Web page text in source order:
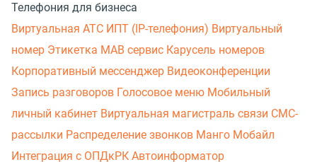
Телефония для бизнеса
Виртуальная АТС ИПТ (IP-телефония) Виртуальный
номер Этикетка МАВ сервис Карусель номеров
Корпоративный мессенджер Видеоконференции
Запись разговоров Голосовое меню Мобильный
личный кабинет Виртуальная магистраль связи СМС-
рассылки Распределение звонков Манго Мобайл
Интеграция с ОПДкРК Автоинформатор